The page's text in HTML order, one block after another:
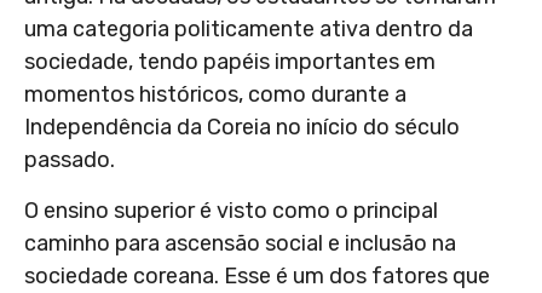
uma categoria politicamente ativa dentro da
sociedade, tendo papéis importantes em
momentos históricos, como durante a
Independência da Coreia no início do século
passado.
O ensino superior é visto como o principal
caminho para ascensão social e inclusão na
sociedade coreana. Esse é um dos fatores que